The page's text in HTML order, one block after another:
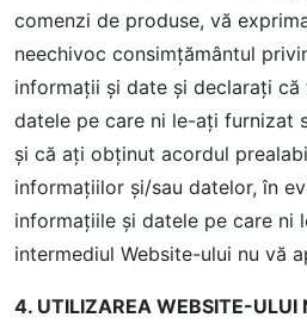
comenzi de produse, vă
neechivoc consimţământul
informaţii şi date şi declaraţi
datele pe care ni le-aţi furnizat
și că ați obținut acordul
informațiilor şi/sau datelor, în
informațiile și datele pe care ni
intermediul Website-ului nu vă
4. UTILIZAREA WEBSITE-ULUI